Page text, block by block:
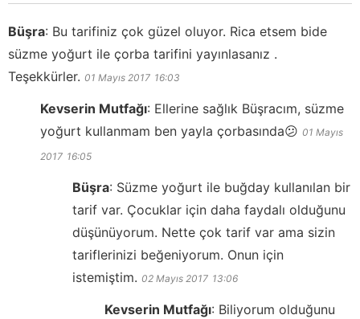
Büşra: Bu tarifiniz çok güzel oluyor. Rica etsem bide
süzme yoğurt ile çorba tarifini yayınlasanız .
Teşekkürler. 01 Mayıs 2017 16:03
Kevserin Mutfağı: Ellerine sağlık Büşracım, süzme
yoğurt kullanmam ben yayla çorbasında😕 01 Mayıs
2017 16:05
Büşra: Süzme yoğurt ile buğday kullanılan bir
tarif var. Çocuklar için daha faydalı olduğunu
düşünüyorum. Nette çok tarif var ama sizin
tariflerinizi beğeniyorum. Onun için
istemiştim. 02 Mayıs 2017 13:06
Kevserin Mutfağı: Biliyorum olduğunu